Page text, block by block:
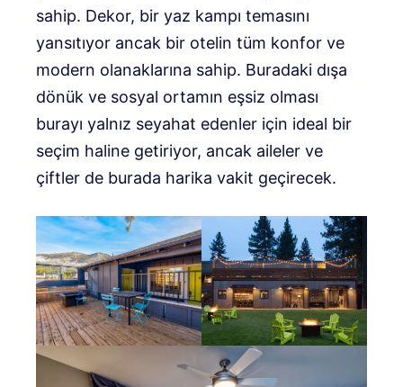
sahip. Dekor, bir yaz kampı temasını
yansıtıyor ancak bir otelin tüm konfor ve
modern olanaklarına sahip. Buradaki dışa
dönük ve sosyal ortamın eşsiz olması
burayı yalnız seyahat edenler için ideal bir
seçim haline getiriyor, ancak aileler ve
çiftler de burada harika vakit geçirecek.